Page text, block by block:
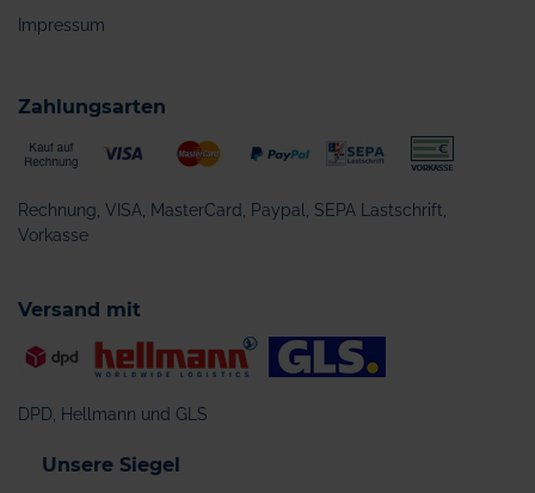
Impressum
Zahlungsarten
Rechnung, VISA, MasterCard, Paypal, SEPA Lastschrift,
Vorkasse
Versand mit
DPD, Hellmann und GLS
Unsere Siegel